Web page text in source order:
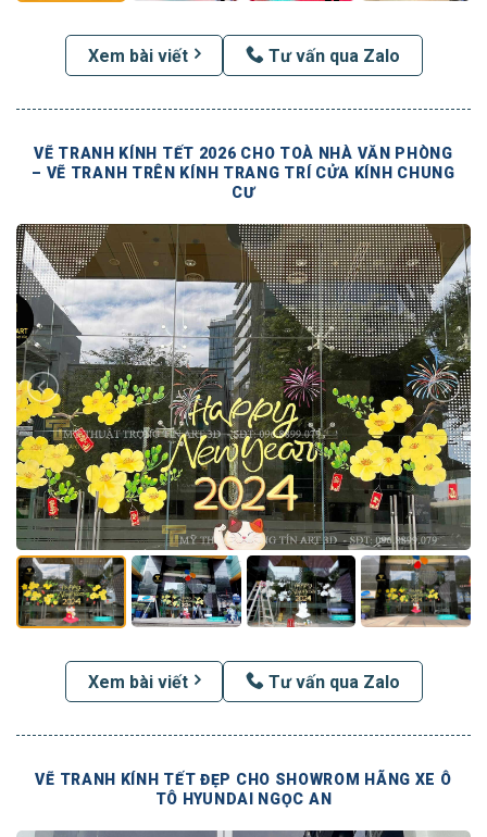
Xem bài viết Tư vấn qua Zalo
VẼ TRANH KÍNH TẾT 2026 CHO TOÀ NHÀ VĂN PHÒNG
– VẼ TRANH TRÊN KÍNH TRANG TRÍ CỬA KÍNH CHUNG
CƯ
Xem bài viết Tư vấn qua Zalo
VẼ TRANH KÍNH TẾT ĐẸP CHO SHOWROM HÃNG XE Ô
TÔ HYUNDAI NGỌC AN